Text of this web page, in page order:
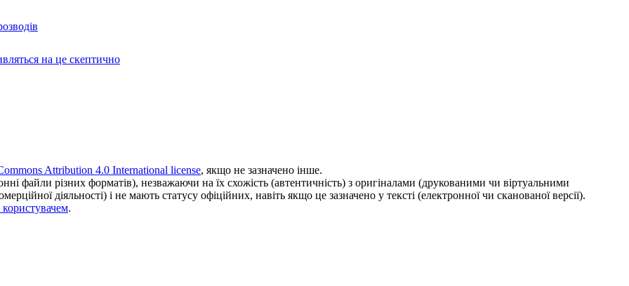
на це скептично
Attribution 4.0 International license, якщо не зазначено інше.
файли різних форматів), незважаючи на їх схожість (автентичність) з оригіналами (друкованими чи віртуальними
діяльності) і не мають статусу офіційних, навіть якщо це зазначено у тексті (електронної чи сканованої версії).
користувачем.